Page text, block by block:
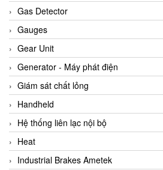
ARCA Regler
Arcos Hydraulik
Ardetem-Sfere-Vietnam
Argal
AS ENERGI
ASCO CO2
Asker
AT2E
ATC Pneumatic
Gas Detector
Gauges
Gear Unit
Generator - Máy phát điện
Giám sát chất lỏng
Handheld
Hệ thống liên lạc nội bộ
Heat
Industrial Brakes Ametek